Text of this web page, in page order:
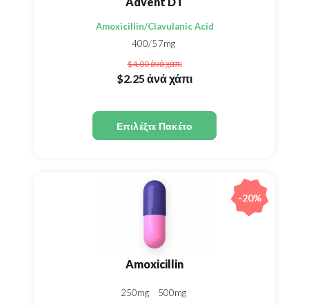
Amoxicillin/Clavulanic Acid
400/57mg
$4.00ἀνά χάπι
$2.25 ἀνά χάπι
Επιλέξτε Πακέτο
Amoxicillin
250mg 500mg
-20%